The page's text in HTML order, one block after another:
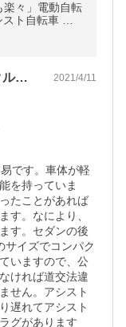
楽々」電動自転
ト自転車 折
道走行可 走
とても良い折り畳みアシストサイクルです 2021/4/11
です。車体が軽
を持っていま
たことがあれば
す。なにより、
す。セダンの後
サイズでコンパク
いますので、公
ければ道交法違
せん。アシスト
遅れてアシスト
グがあります